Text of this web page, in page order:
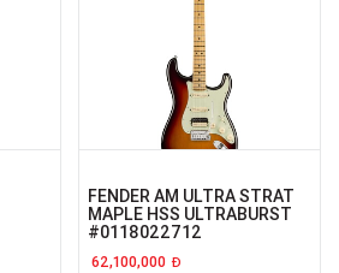
FENDER AM ULTRA STRAT
MAPLE HSS ULTRABURST
#0118022712
62,100,000 Đ